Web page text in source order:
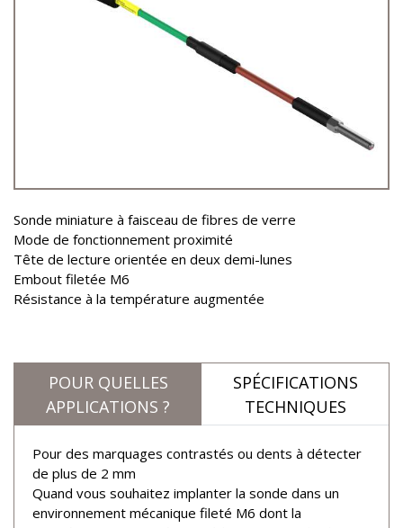
Sonde miniature à faisceau de fibres de verre
Mode de fonctionnement proximité
Tête de lecture orientée en deux demi-lunes
Embout filetée M6
Résistance à la température augmentée
POUR QUELLES
APPLICATIONS ?
SPÉCIFICATIONS
TECHNIQUES
Pour des marquages contrastés ou dents à détecter
de plus de 2 mm
Quand vous souhaitez implanter la sonde dans un
environnement mécanique fileté M6 dont la